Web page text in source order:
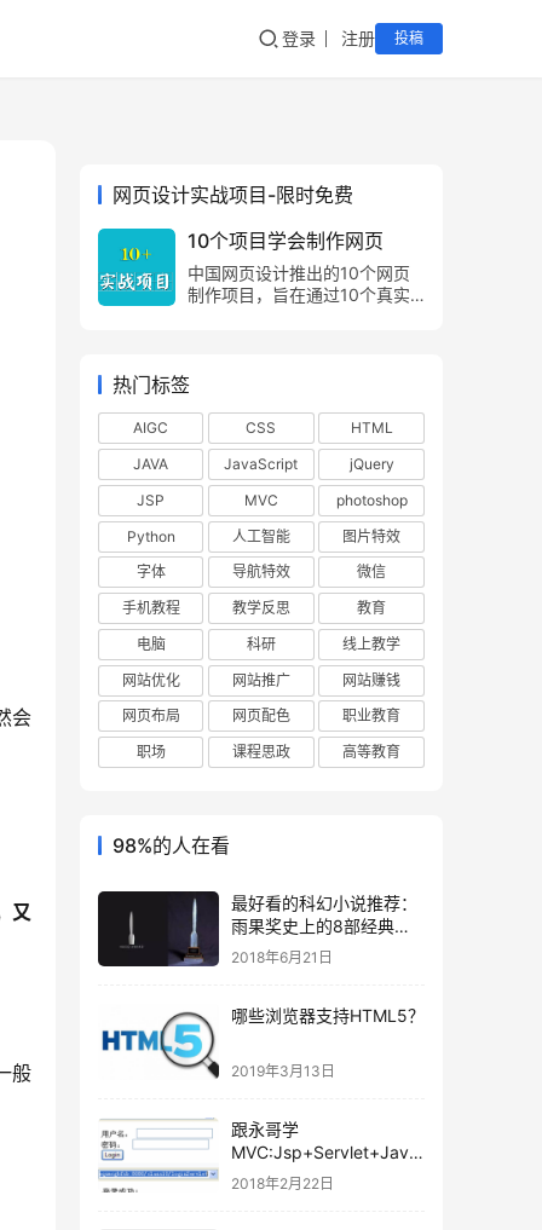
登录 注册 投稿
会
又
般
网页设计实战项目-限时免费
10个项目学会制作网页
中国网页设计推出的10个网页
制作项目，旨在通过10个真实
热门标签
AIGC CSS
HTML
JAVA
JavaScript
jQuery
JSP
MVC
photoshop
Python
人工智能
图片特效
字体
导航特效
微信
手机教程
教学反思
教育
电脑
科研
线上教学
网站优化
网站推广
网站赚钱
网页布局
网页配色
职业教育
职场
课程思政 高等教育
98%的人在看
最好看的科幻小说推荐：
雨果奖史上的8部经典科
幻
2018年6月21日
哪些浏览器支持HTML5？
2019年3月13日
跟永哥学
MVC:Jsp+Servlet+Java
Bean开发后台登录程序
2018年2月22日